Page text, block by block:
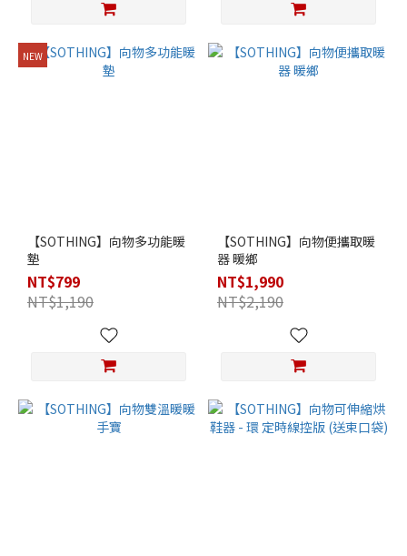
NEW
【SOTHING】向物多功能暖
墊
NT$799
NT$1,190
【SOTHING】向物便攜取暖
器 暖鄉
NT$1,990
NT$2,190